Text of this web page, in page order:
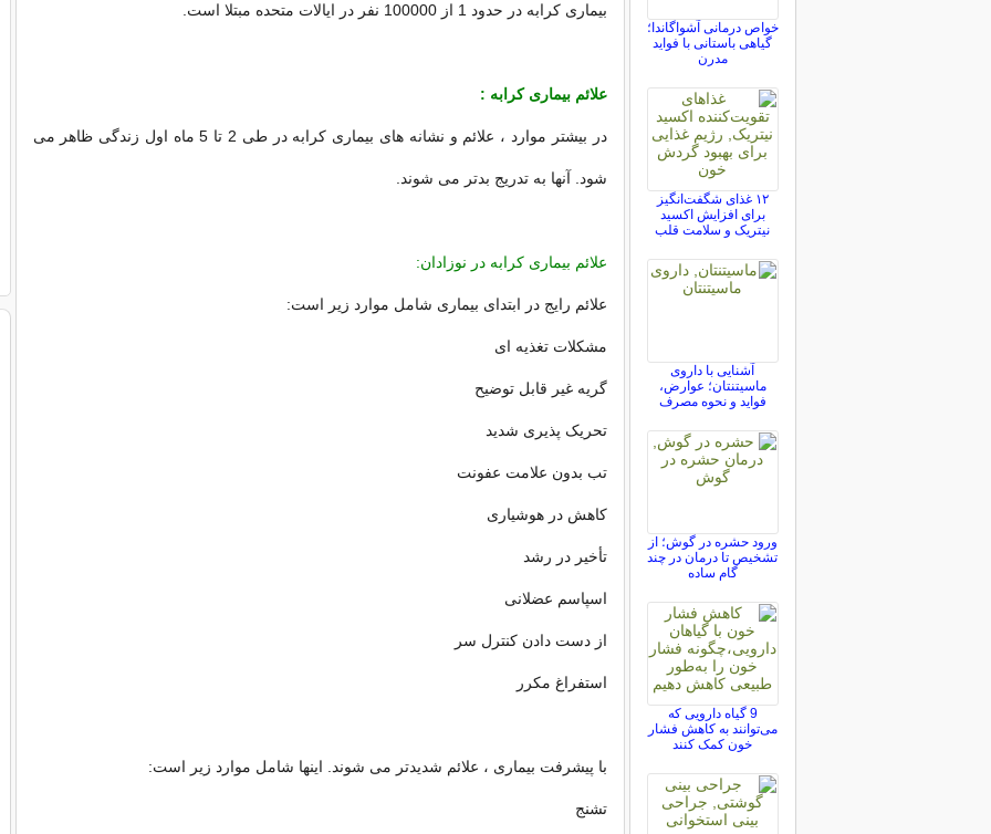
بیماری کرابه در حدود 1 از 100000 نفر در ایالات متحده مبتلا است.
علائم بیماری کرابه :
در بیشتر موارد ، علائم و نشانه های بیماری کرابه در طی 2 تا 5 ماه اول زندگی ظاهر می
شود. آنها به تدریج بدتر می شوند.
علائم بیماری کرابه در نوزادان:
علائم رایج در ابتدای بیماری شامل موارد زیر است:
مشکلات تغذیه ای
گریه غیر قابل توضیح
تحریک پذیری شدید
تب بدون علامت عفونت
کاهش در هوشیاری
تأخیر در رشد
اسپاسم عضلانی
از دست دادن کنترل سر
استفراغ مکرر
با پیشرفت بیماری ، علائم شدیدتر می شوند. اینها شامل موارد زیر است:
تشنج
خواص درمانی آشواگاندا؛
گیاهی باستانی با فواید
مدرن
۱۲ غذای شگفت‌انگیز
برای افزایش اکسید
نیتریک و سلامت قلب
آشنایی با داروی
ماسیتنتان؛ عوارض،
فواید و نحوه مصرف
ورود حشره در گوش؛ از
تشخیص تا درمان در چند
گام ساده
9 گیاه دارویی که
می‌توانند به کاهش فشار
خون کمک کنند